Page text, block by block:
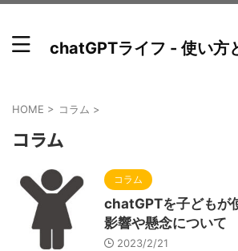
chatGPTライフ - 使い方
HOME > コラム >
コラム
コラム
chatGPTを子どもが
影響や懸念について
2023/2/21